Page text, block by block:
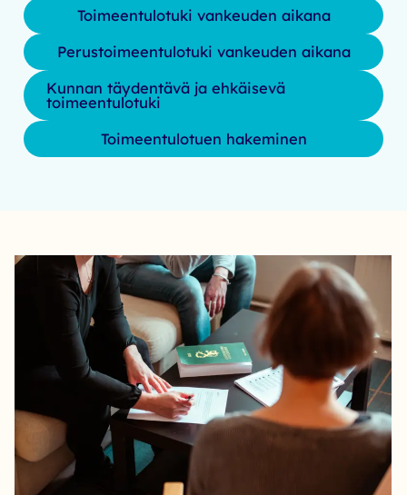
Toimeentulotuki vankeuden aikana
Perustoimeentulotuki vankeuden aikana
Kunnan täydentävä ja ehkäisevä
toimeentulotuki
Toimeentulotuen hakeminen